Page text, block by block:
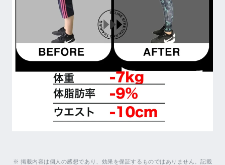
※ 掲載内容は個人の感想であり、効果を保証するものではありません。記載